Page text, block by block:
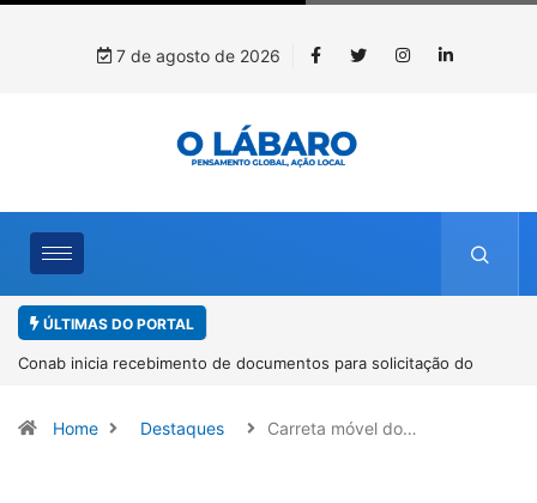
7 de agosto de 2026
ÚLTIMAS DO PORTAL
Workshop internacional debate futuro da piscicultura com
Home Destaques Carreta móvel do…